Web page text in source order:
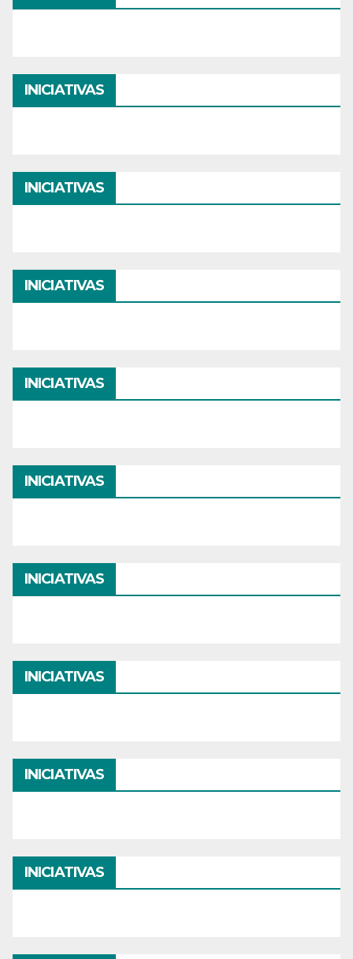
INICIATIVAS
INICIATIVAS
INICIATIVAS
INICIATIVAS
INICIATIVAS
INICIATIVAS
INICIATIVAS
INICIATIVAS
INICIATIVAS